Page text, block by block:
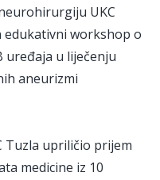
UKC
edukativni workshop o
uređaja u liječenju
aneurizmi
Tuzla upriličio prijem
medicine iz 10